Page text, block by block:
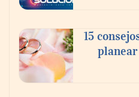
En el Día de la
mundo elige para
escogen
15